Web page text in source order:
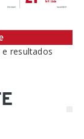
resultados